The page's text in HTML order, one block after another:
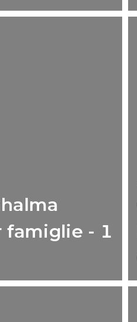
famiglie - 1